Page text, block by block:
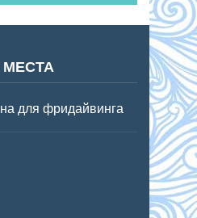
для фридайвинга